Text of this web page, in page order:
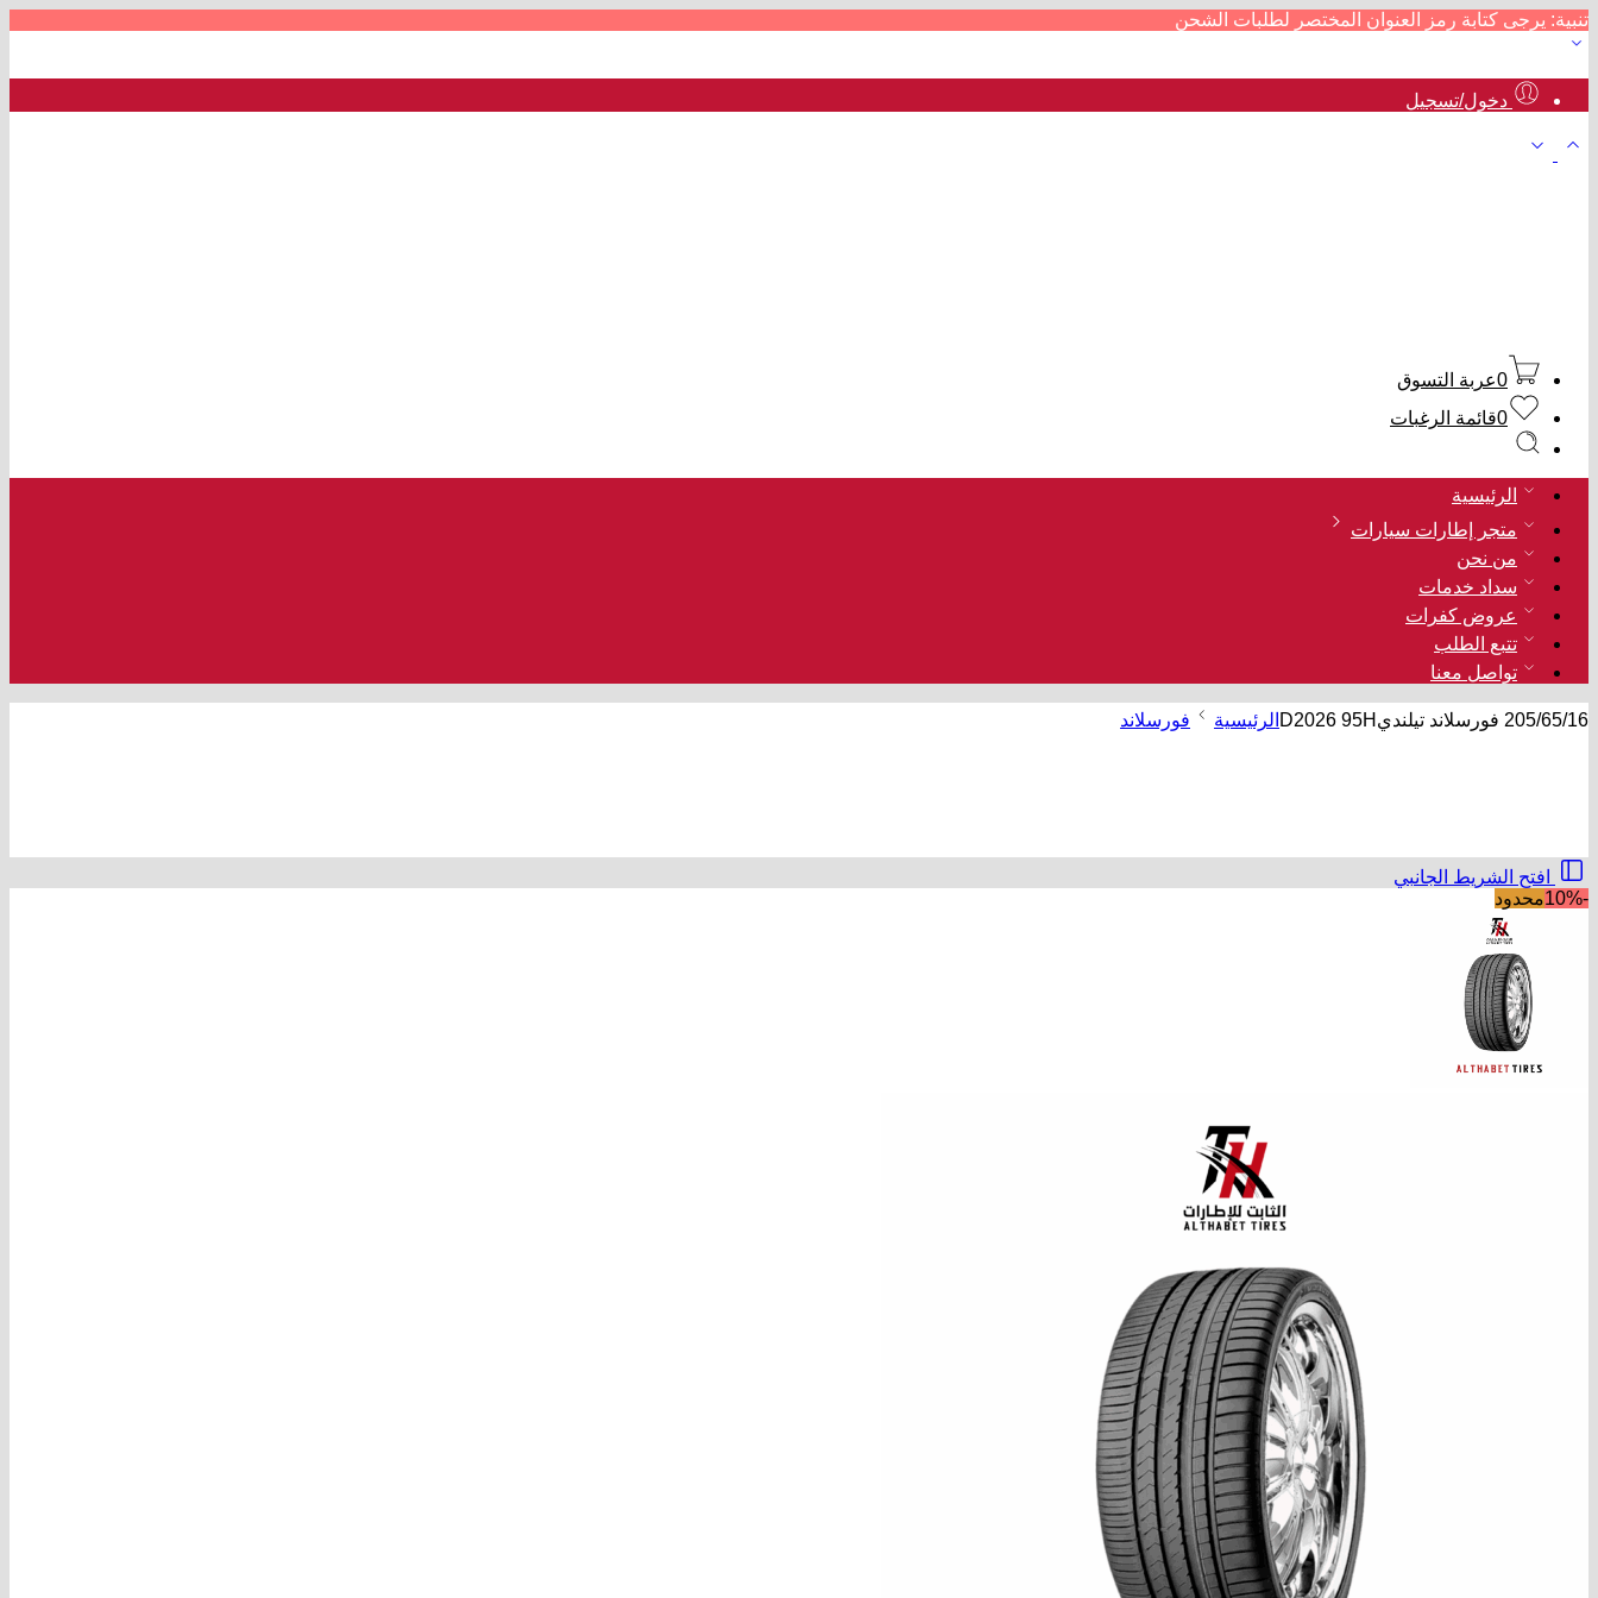
تنبية: يرجى كتابة رمز العنوان المختصر لطلبات الشحن
دخول/تسجيل
0عربة التسوق
0قائمة الرغبات
الرئيسية
متجر إطارات سيارات
من نحن
سداد خدمات
عروض كفرات
تتبع الطلب
تواصل معنا
205/65/16 فورسلاند تيلنديD2026 95H الرئيسية فورسلاند
افتح الشريط الجانبي
-10%
محدود